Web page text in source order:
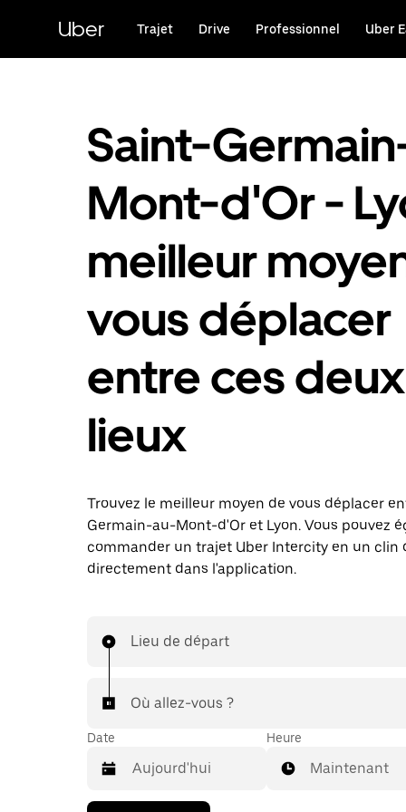
principal
Uber Trajet Drive Professionnel Uber
Saint-
Mont-d'Or -
meilleur
vous déplacer
entre ces deux
lieux
Trouvez le meilleur moyen de vous déplacer
Germain-au-Mont-d'Or et Lyon. Vous pouvez
commander un trajet Uber Intercity en un clin
directement dans l'application.
Lieu de départ
Où allez-vous ?
Date Heure
Maintenant